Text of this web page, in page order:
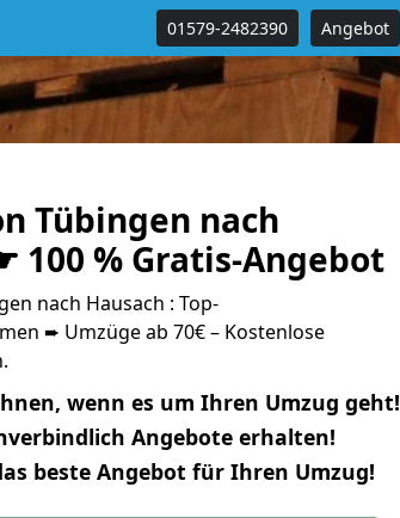
01579-2482390 Angebot
Tübingen nach
100 % Gratis-Angebot
nach Hausach : Top-
➨ Umzüge ab 70€ – Kostenlose
wenn es um Ihren Umzug geht!
Angebote erhalten!
beste Angebot für Ihren Umzug!